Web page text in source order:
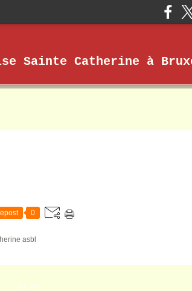
Sainte Catherine à
0
asbl
<< >>